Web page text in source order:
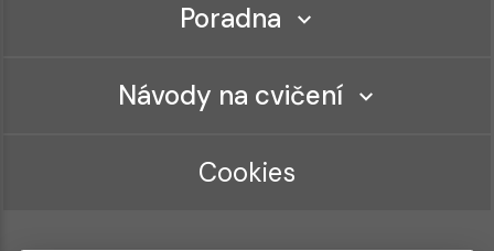
Poradna
Návody na cvičení
Cookies